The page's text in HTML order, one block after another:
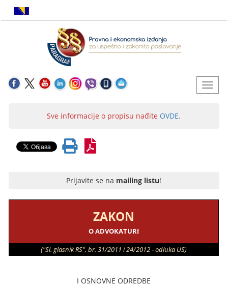
Sve informacije o propisu nađite OVDE.
Prijavite se na mailing listu!
ZAKON
O ADVOKATURI
("Sl. glasnik RS", br. 31/2011 i 24/2012 - odluka US)
I OSNOVNE ODREDBE